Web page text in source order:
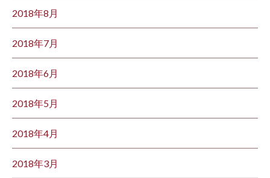
2018年8月
2018年7月
2018年6月
2018年5月
2018年4月
2018年3月